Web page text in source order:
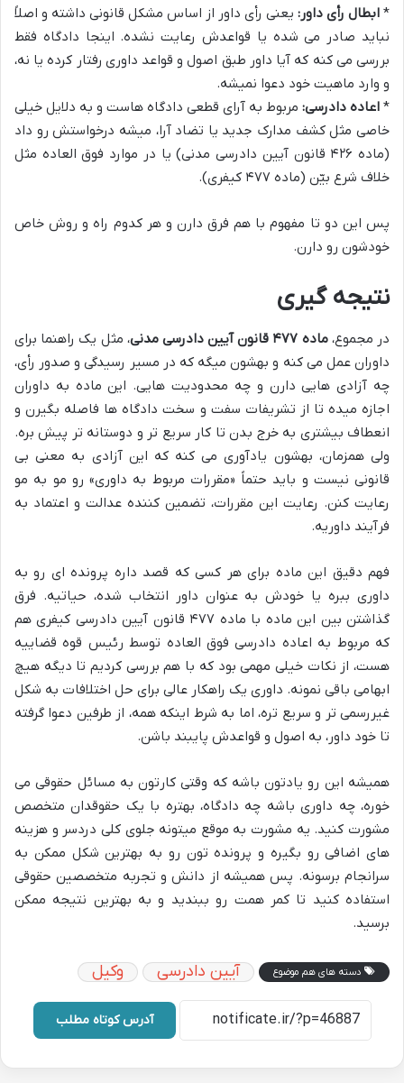
* ابطال رأی داور: یعنی رأی داور از اساس مشکل قانونی داشته و اصلاً
نباید صادر می شده یا قواعدش رعایت نشده. اینجا دادگاه فقط
بررسی می کنه که آیا داور طبق اصول و قواعد داوری رفتار کرده یا نه،
و وارد ماهیت خود دعوا نمیشه.
* اعاده دادرسی: مربوط به آرای قطعی دادگاه هاست و به دلایل خیلی
خاصی مثل کشف مدارک جدید یا تضاد آرا، میشه درخواستش رو داد
(ماده ۴۲۶ قانون آیین دادرسی مدنی) یا در موارد فوق العاده مثل
خلاف شرع بیّن (ماده ۴۷۷ کیفری).
پس این دو تا مفهوم با هم فرق دارن و هر کدوم راه و روش خاص
خودشون رو دارن.
نتیجه گیری
در مجموع،ماده ۴۷۷ قانون آیین دادرسی مدنی
، مثل یک راهنما برای
داوران عمل می کنه و بهشون میگه که در مسیر رسیدگی و صدور رأی،
چه آزادی هایی دارن و چه محدودیت هایی. این ماده به داوران
اجازه میده تا از تشریفات سفت و سخت دادگاه ها فاصله بگیرن و
انعطاف بیشتری به خرج بدن تا کار سریع تر و دوستانه تر پیش بره.
ولی همزمان، بهشون یادآوری می کنه که این آزادی به معنی بی
قانونی نیست و باید حتماً «مقررات مربوط به داوری» رو مو به مو
رعایت کنن. رعایت این مقررات، تضمین کننده عدالت و اعتماد به
فرآیند داوریه.
فهم دقیق این ماده برای هر کسی که قصد داره پرونده ای رو به
داوری ببره یا خودش به عنوان داور انتخاب شده، حیاتیه. فرق
گذاشتن بین این ماده با ماده ۴۷۷ قانون آیین دادرسی کیفری هم
که مربوط به اعاده دادرسی فوق العاده توسط رئیس قوه قضاییه
هست، از نکات خیلی مهمی بود که با هم بررسی کردیم تا دیگه هیچ
ابهامی باقی نمونه. داوری یک راهکار عالی برای حل اختلافات به شکل
غیررسمی تر و سریع تره، اما به شرط اینکه همه، از طرفین دعوا گرفته
تا خود داور، به اصول و قواعدش پایبند باشن.
همیشه این رو یادتون باشه که وقتی کارتون به مسائل حقوقی می
خوره، چه داوری باشه چه دادگاه، بهتره با یک حقوقدان متخصص
مشورت کنید. یه مشورت به موقع میتونه جلوی کلی دردسر و هزینه
های اضافی رو بگیره و پرونده تون رو به بهترین شکل ممکن به
سرانجام برسونه. پس همیشه از دانش و تجربه متخصصین حقوقی
استفاده کنید تا کمر همت رو ببندید و به بهترین نتیجه ممکن
برسید.
دسته های هم موضوع آیین دادرسی وکیل
آدرس کوتاه مطلب